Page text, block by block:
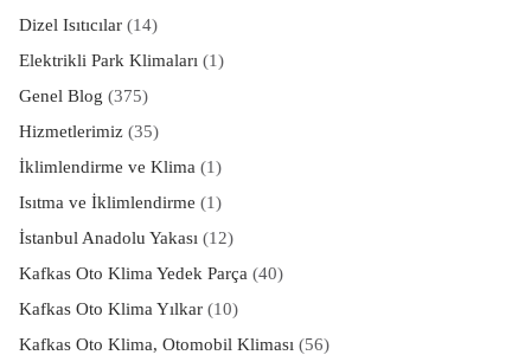
Dizel Isıtıcılar(14)
Elektrikli Park Klimaları (1)
Genel Blog (375)
Hizmetlerimiz(35)
İklimlendirme ve Klima (1)
Isıtma ve İklimlendirme (1)
İstanbul Anadolu Yakası (12)
Kafkas Oto Klima Yedek Parça (40)
Kafkas Oto Klima Yılkar(10)
Kafkas Oto Klima, Otomobil Kliması (56)